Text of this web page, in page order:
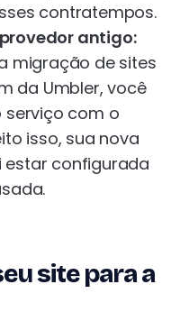
contratempos.
antigo:
migração de sites
da Umbler, você
serviço com o
isso, sua nova
estar configurada
site para a